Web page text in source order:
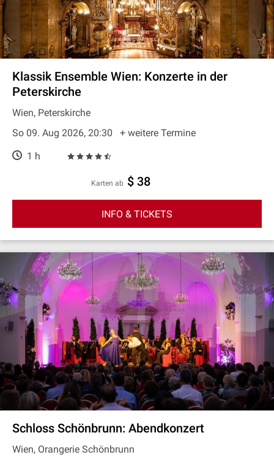
Klassik Ensemble Wien: Konzerte in der
Peterskirche
Wien, Peterskirche
So 09. Aug 2026, 20:30
+ weitere Termine
1 h
Karten ab $ 38
INFO & TICKETS
Schloss Schönbrunn: Abendkonzert
Wien, Orangerie Schönbrunn